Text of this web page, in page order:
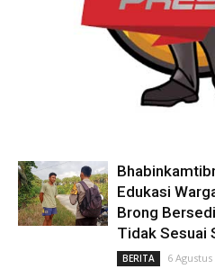
Edukasi
Brong
Tidak Sesuai
BERITA 6 Agustus